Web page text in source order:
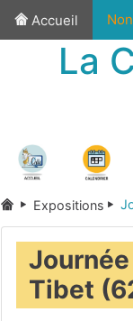
Accueil
La
Expositions
Tibet